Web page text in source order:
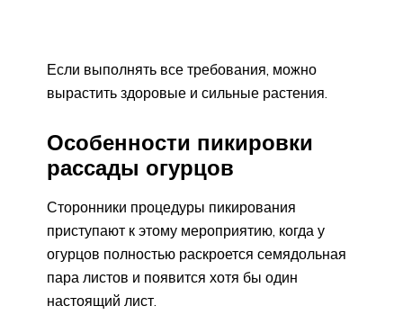
Если выполнять все требования, можно
вырастить здоровые и сильные растения.
Особенности пикировки
рассады огурцов
Сторонники процедуры пикирования
приступают к этому мероприятию, когда у
огурцов полностью раскроется семядольная
пара листов и появится хотя бы один
настоящий лист.